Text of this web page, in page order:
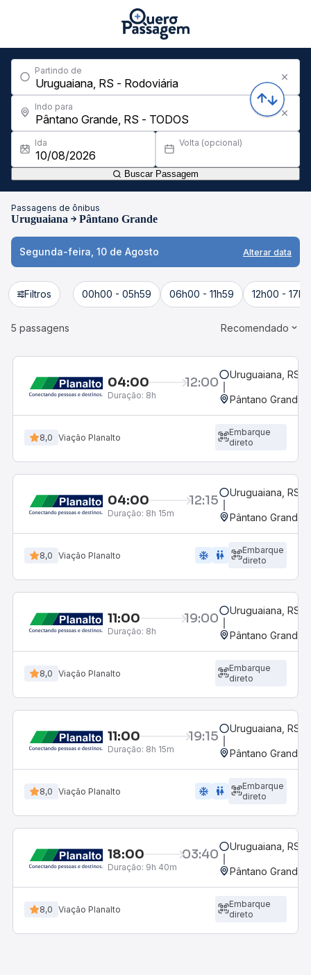
Partindo de
Indo para
Ida Volta (opcional)
Buscar Passagem
Passagens de ônibus
Uruguaiana Pântano Grande
Segunda-feira, 10 de Agosto Alterar data
Filtros 00h00 - 05h59 06h00 - 11h59 12h00 -
5 passagens Recomendado
04:00 12:00
Duração: 8h
Uruguaiana, RS -
Pântano Grande,
8,0 Viação Planalto
Embarque
direto
04:00 12:15
Duração: 8h 15m
Uruguaiana, RS -
Pântano Grande,
8,0 Viação Planalto ac_unit wc
Embarque
direto
11:00 19:00
Duração: 8h
Uruguaiana, RS -
Pântano Grande,
8,0 Viação Planalto
Embarque
direto
11:00 19:15
Duração: 8h 15m
Uruguaiana, RS -
Pântano Grande,
8,0 Viação Planalto ac_unit wc
Embarque
direto
18:00 03:40
Duração: 9h 40m
Uruguaiana, RS -
Pântano Grande,
8,0 Viação Planalto
Embarque
direto